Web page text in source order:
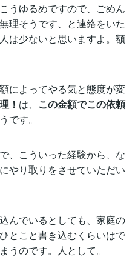
うゆるめですので、ごめん
理そうです、と連絡をいた
は少ないと思いますよ。額
によってやる気と態度が変
！ は、 この金額でこの依頼
です。
、こういった経験から、な
やり取りをさせていただい
んでいるとしても、家庭の
とこと書き込むくらいはで
うのです。人として。